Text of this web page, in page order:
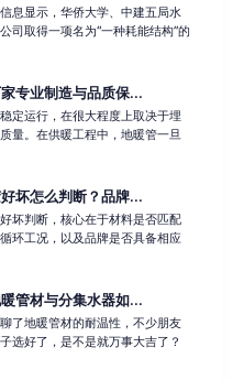
息显示，华侨大学、中建五局水
司取得一项名为“一种耗能结构”的
专业制造与品质保...
定运行，在很大程度上取决于埋
量。在供暖工程中，地暖管一旦
坏怎么判断？品牌...
坏判断，核心在于材料是否匹配
环工况，以及品牌是否具备相应
管材与分集水器如...
了地暖管材的耐温性，不少朋友
选好了，是不是就万事大吉了？